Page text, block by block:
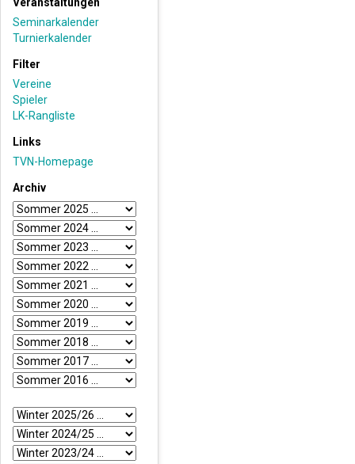
Seminarkalender
Turnierkalender
Filter
Vereine
Spieler
LK-Rangliste
Links
TVN-Homepage
Archiv